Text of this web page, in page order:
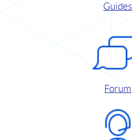
Guides
Forum